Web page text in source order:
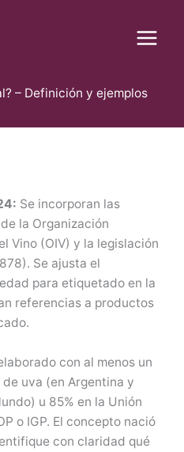
– Definición y ejemplos
Se incorporan las
la Organización
Vino (OIV) y la legislación
Se ajusta el
para etiquetado en la
referencias a productos
con al menos un
uva (en Argentina y
u 85% en la Unión
o IGP. El concepto nació
con claridad qué